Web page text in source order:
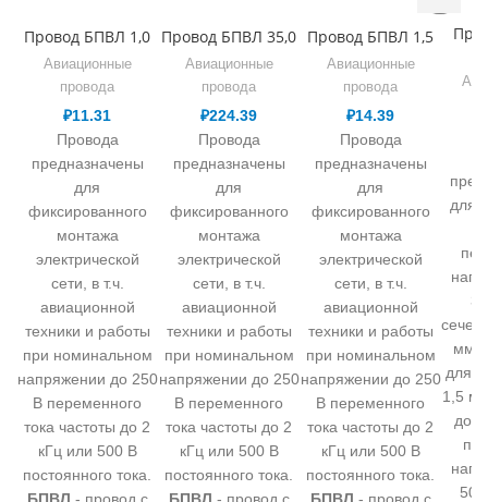
Провод БПВЛ 1,0
Авиационные
провода
₽11.31
Провода
предназначены
для
фиксированного
монтажа
электрической
сети, в т.ч.
авиационной
техники и работы
при номинальном
напряжении до 250
В переменного
тока частоты до 2
кГц или 500 В
постоянного тока.
Провод БПВЛ 35,0
Авиационные
провода
₽224.39
Провода
предназначены
для
фиксированного
монтажа
электрической
сети, в т.ч.
авиационной
техники и работы
при номинальном
напряжении до 250
В переменного
тока частоты до 2
кГц или 500 В
постоянного тока.
Провод БПВЛ 1,5
Авиационные
провода
₽14.39
Провода
предназначены
для
фиксированного
монтажа
электрической
сети, в т.ч.
авиационной
техники и работы
при номинальном
напряжении до 250
В переменного
тока частоты до 2
кГц или 500 В
постоянного тока.
для
для
1,5
до